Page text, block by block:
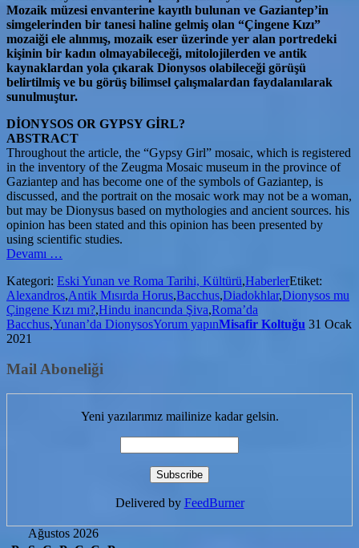
Mozaik müzesi envanterine kayıtlı bulunan ve Gaziantep’in
simgelerinden bir tanesi haline gelmiş olan “Çingene Kızı”
mozaiği ele alınmış, mozaik eser üzerinde yer alan portredeki
kişinin bir kadın olmayabileceği, mitolojilerden ve antik
kaynaklardan yola çıkarak Dionysos olabileceği görüşü
belirtilmiş ve bu görüş bilimsel çalışmalardan faydalanılarak
sunulmuştur.
DİONYSOS OR GYPSY GİRL?
ABSTRACT
Throughout the article, the “Gypsy Girl” mosaic, which is registered
in the inventory of the Zeugma Mosaic museum in the province of
Gaziantep and has become one of the symbols of Gaziantep, is
discussed, and the portrait on the mosaic work may not be a woman,
but may be Dionysus based on mythologies and ancient sources. his
opinion has been stated and this opinion has been presented by
using scientific studies.
Devamı
Çingene
Kızı
mı?
…
Kategori: Eski Yunan ve Roma Tarihi, Kültürü,HaberlerEtiket:
Alexandros,Antik Mısırda Horus,Bacchus,Diadokhlar,Dionysos mu
Çingene Kızı mı?,Hindu inancında Şiva,Roma’da
Bacchus,Yunan’da DionysosYorum yapınMisafir Koltuğu 31 Ocak
2021
Mail Aboneliği
Yeni yazılarımız mailinize kadar gelsin.
Delivered by FeedBurner
Ağustos 2026